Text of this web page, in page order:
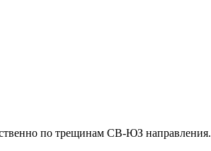
по трещинам СВ-ЮЗ направления.